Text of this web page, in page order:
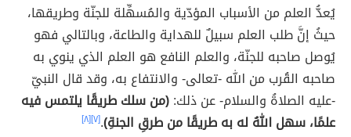
يُعدُّ العلم من الأسباب المؤدّية والمُسهِّلة للجنّة وطريقها،
حيثُ إنَّ طلب العلم سبيلٌ للهداية والطاعة، وبالتالي فهو
يُوصل صاحبه للجنّة، والعلم النافع هو العلم الذي ينوي به
صاحبه القُرب من الله -تعالى- والانتفاع به، وقد قال النبيّ
-عليه الصلاةُ والسلام- عن ذلك:(من سلك طريقًا يلتمس فيه
علمًا، سهل اللهُ له به طريقًا من طرقِ الجنةِ).[٧] [٨]